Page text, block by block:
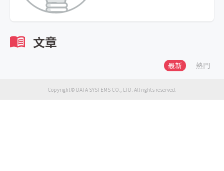
文章
最新 熱門
Copyright© DATA SYSTEMS CO., LTD. All rights reserved.